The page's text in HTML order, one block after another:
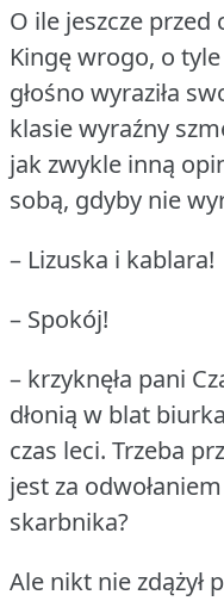
O ile jeszcze
Kingę wrogo, o
głośno wyraziła
klasie wyraźny
jak zwykle inną
sobą, gdyby nie
– Lizuska i kablara!
– Spokój!
– krzyknęła pani
dłonią w blat
czas leci. Trzeba
jest za
skarbnika?
Ale nikt nie zdążył